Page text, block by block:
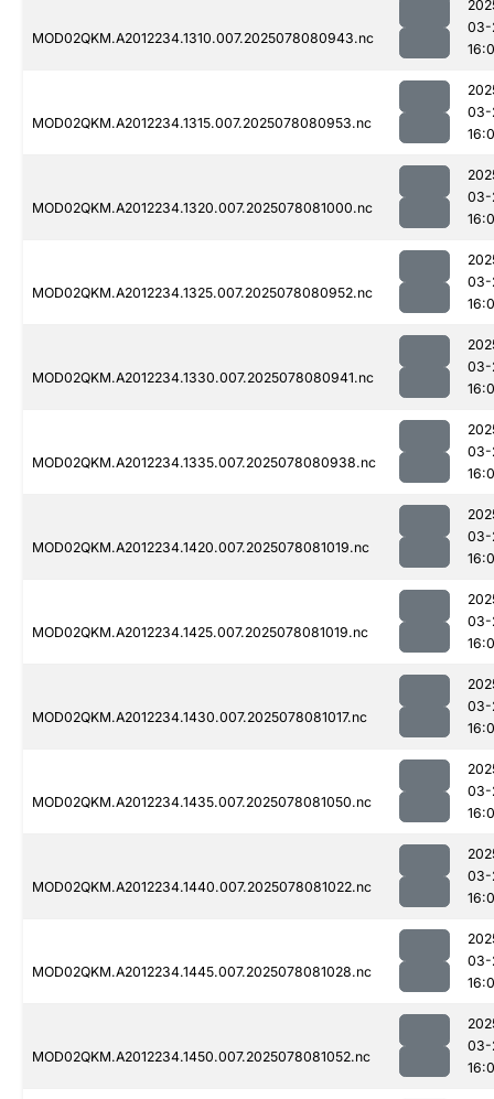
MOD02QKM.A2012234.1310.007.2025078080943.nc
03-
MOD02QKM.A2012234.1315.007.2025078080953.nc
03-
MOD02QKM.A2012234.1320.007.2025078081000.nc
03-
MOD02QKM.A2012234.1325.007.2025078080952.nc
03-
MOD02QKM.A2012234.1330.007.2025078080941.nc
03-
MOD02QKM.A2012234.1335.007.2025078080938.nc
03-
MOD02QKM.A2012234.1420.007.2025078081019.nc
03-
MOD02QKM.A2012234.1425.007.2025078081019.nc
03-
MOD02QKM.A2012234.1430.007.2025078081017.nc
03-
MOD02QKM.A2012234.1435.007.2025078081050.nc
03-
MOD02QKM.A2012234.1440.007.2025078081022.nc
03-
MOD02QKM.A2012234.1445.007.2025078081028.nc
03-
MOD02QKM.A2012234.1450.007.2025078081052.nc
03-